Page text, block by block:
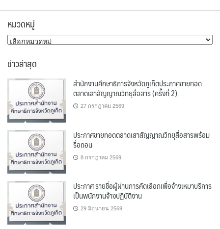
หมวดหมู่
หมวด
ข่าวล่าสุด
สำนักงานศึกษาธิการจังหวัดภูเก็ตประกาศขายทอด
ตลาดเสาสัญญาณวิทยุสื่อสาร (ครั้งที่ 2)
27 กรกฎาคม 2569
ประกาศขายทอดตลาดเสาสัญญาณวิทยุสื่อสารพร้อม
รื้อถอน
8 กรกฎาคม 2569
ประกาศ รายชื่อผู้ผ่านการคัดเลือกเพื่อจ้างเหมาบริการ
เป็นพนักงานจ้างปฏิบัติงาน
29 มิถุนายน 2569